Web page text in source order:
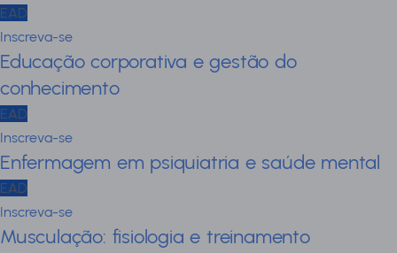
EAD
Inscreva-se
Educação corporativa e gestão do
conhecimento
EAD
Inscreva-se
Enfermagem em psiquiatria e saúde mental
EAD
Inscreva-se
Musculação: fisiologia e treinamento